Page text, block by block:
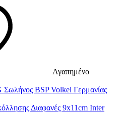
Αγαπημένο
BSP Volkel Γερμανίας